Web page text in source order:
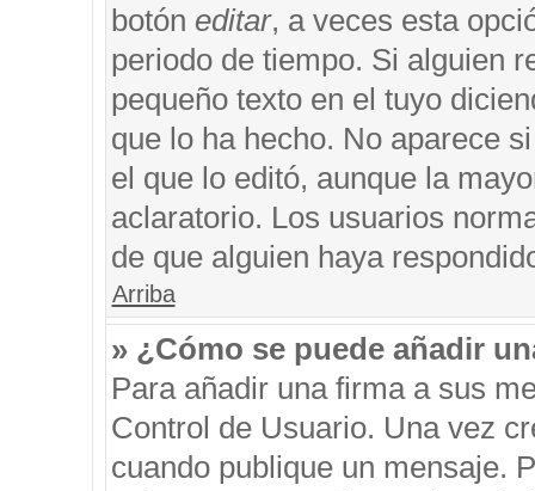
botón editar, a veces esta
periodo de tiempo. Si alguien
pequeño texto en el tuyo
que lo ha hecho. No aparece
el que lo editó, aunque la
aclaratorio. Los usuarios
de que alguien haya
Arriba
» ¿Cómo se puede añadir
Para añadir una firma a sus
Control de Usuario. Una vez
cuando publique un mensaje.